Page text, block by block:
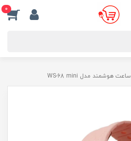
0
ساعت هوشمند مدل WS-68 mini